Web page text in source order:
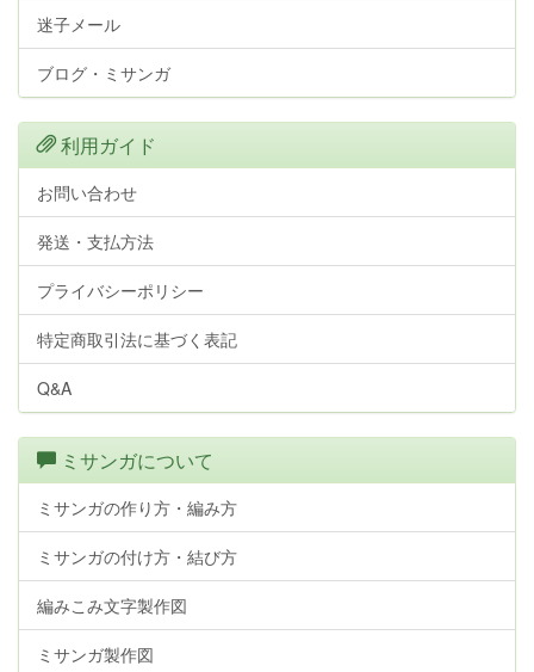
迷子メール
ブログ・ミサンガ
利用ガイド
お問い合わせ
発送・支払方法
プライバシーポリシー
特定商取引法に基づく表記
Q&A
ミサンガについて
ミサンガの作り方・編み方
ミサンガの付け方・結び方
編みこみ文字製作図
ミサンガ製作図